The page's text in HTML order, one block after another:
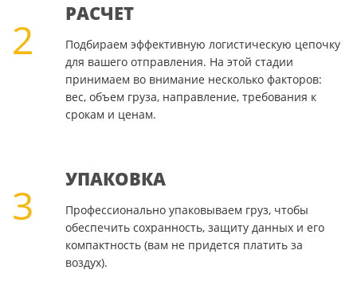
2
РАСЧЕТ
Подбираем эффективную логистическую цепочку
для вашего отправления. На этой стадии
принимаем во внимание несколько факторов:
вес, объем груза, направление, требования к
срокам и ценам.
3
УПАКОВКА
Профессионально упаковываем груз, чтобы
обеспечить сохранность, защиту данных и его
компактность (вам не придется платить за
воздух).